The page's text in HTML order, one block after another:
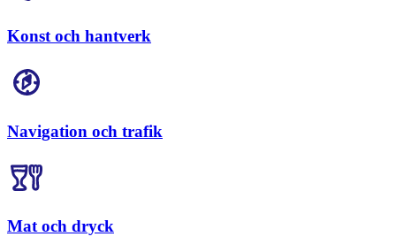
Konst och hantverk
Navigation och trafik
Mat och dryck